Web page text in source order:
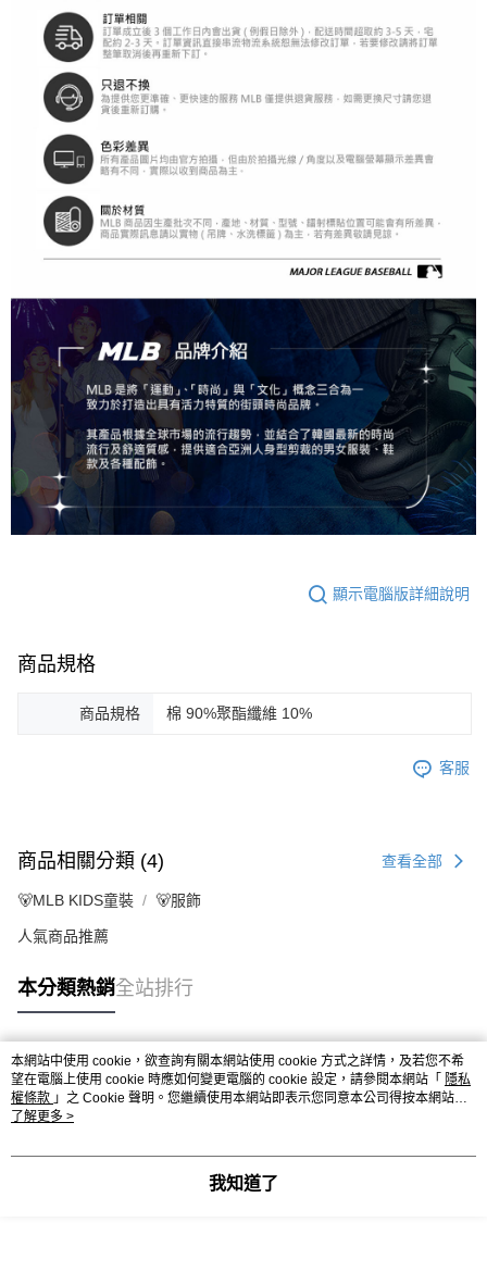
顯示電腦版詳細說明
商品規格
商品規格 棉 90%聚酯纖維 10%
客服
商品相關分類 (4) 查看全部
🐻MLB KIDS童裝 🐻服飾
人氣商品推薦
本分類熱銷全站排行
熱門標籤
本網站中使用 cookie，欲查詢有關本網站使用 cookie 方式之詳情，及若您不希
望在電腦上使用 cookie 時應如何變更電腦的 cookie 設定，請參閱本網站「 隱私
權條款 」之 Cookie 聲明。您繼續使用本網站即表示您同意本公司得按本網站使
用條款之 Cookie 聲明使用 cookie。
了解更多 >
我知道了